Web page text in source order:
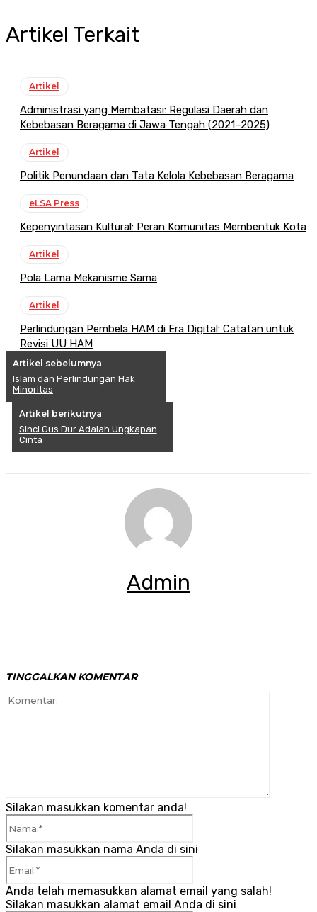
Artikel Terkait
Artikel
Administrasi yang Membatasi: Regulasi Daerah dan
Kebebasan Beragama di Jawa Tengah (2021–2025)
Artikel
Politik Penundaan dan Tata Kelola Kebebasan Beragama
eLSA Press
Kepenyintasan Kultural: Peran Komunitas Membentuk Kota
Artikel
Pola Lama Mekanisme Sama
Artikel
Perlindungan Pembela HAM di Era Digital: Catatan untuk
Revisi UU HAM
Artikel sebelumnya
Islam dan Perlindungan Hak
Minoritas
Artikel berikutnya
Sinci Gus Dur Adalah Ungkapan
Cinta
Admin
TINGGALKAN KOMENTAR
Silakan masukkan komentar anda!
Silakan masukkan nama Anda di sini
Anda telah memasukkan alamat email yang salah!
Silakan masukkan alamat email Anda di sini